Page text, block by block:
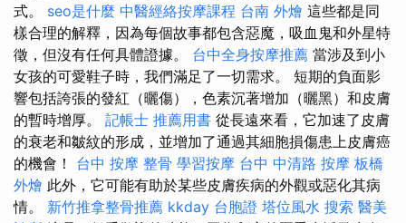
式。 seo是什麼 中醫經絡按摩課程 台南 外燴 這些都是同
樣合理的解釋，因為每個故事都包含惡魔，吸血鬼和外星特
徵，但沒有任何具體證據。 台中全身按摩推薦 當涉及到小
女孩的可愛鞋子時，我們滿足了一切需求。 短期的負面影
響包括誇張的發紅（曬傷），色素沉著增加（曬黑）和皮膚
的暫時增厚。 記帳士 推薦用書 從長遠來看，它加速了皮膚
的衰老和皺紋的形成，並增加了通過其細胞損傷患上皮膚癌
的機會！ 台中 按摩 整骨 學習按摩 台中 中清路 按摩 板橋
外燴 此外，它可能有助於某些皮膚疾病的外觀或惡化其病
情。 新竹推拿整骨推薦 kkday 台胞證 塔位風水 搜索 醫美